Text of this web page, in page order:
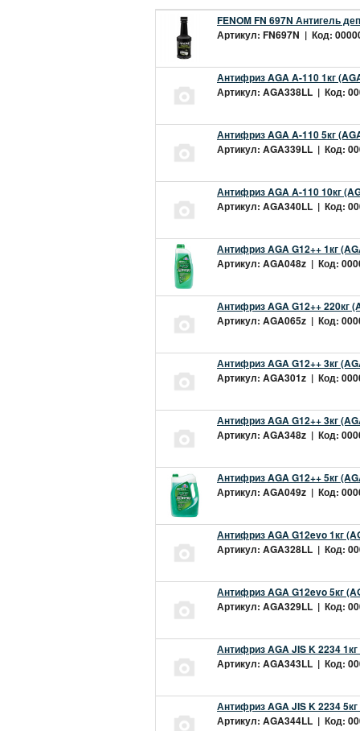
FENOM FN 697N Антигель
Артикул: FN697N | Код:
Антифриз AGA A-110 1кг
Артикул: AGA338LL | Код:
Антифриз AGA A-110 5кг
Артикул: AGA339LL | Код:
Антифриз AGA A-110 10кг
Артикул: AGA340LL | Код:
Антифриз AGA G12++ 1кг
Артикул: AGA048z | Код:
Антифриз AGA G12++ 220кг
Артикул: AGA065z | Код:
Антифриз AGA G12++ 3кг
Артикул: AGA301z | Код:
Антифриз AGA G12++ 3кг
Артикул: AGA348z | Код:
Антифриз AGA G12++ 5кг
Артикул: AGA049z | Код:
Антифриз AGA G12evo 1кг
Артикул: AGA328LL | Код:
Антифриз AGA G12evo 5кг
Артикул: AGA329LL | Код:
Антифриз AGA JIS K 2234
Артикул: AGA343LL | Код:
Антифриз AGA JIS K 2234
Артикул: AGA344LL | Код: